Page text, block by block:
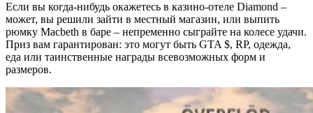
Если вы когда-нибудь окажетесь в казино-отеле Diamond –
может, вы решили зайти в местный магазин, или выпить
рюмку Macbeth в баре – непременно сыграйте на колесе удачи.
Приз вам гарантирован: это могут быть GTA $, RP, одежда,
еда или таинственные награды всевозможных форм и
размеров.